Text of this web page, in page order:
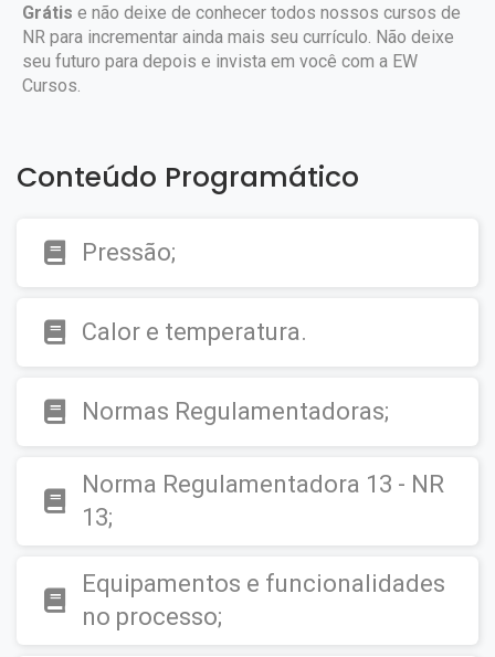
Grátis e não deixe de conhecer todos nossos cursos de
NR para incrementar ainda mais seu currículo. Não deixe
seu futuro para depois e invista em você com a EW
Cursos.
Conteúdo Programático
Pressão;
Calor e temperatura.
Normas Regulamentadoras;
Norma Regulamentadora 13 - NR
13;
Equipamentos e funcionalidades
no processo;